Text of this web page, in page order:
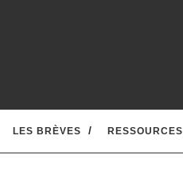
LES BRÈVES RESSOURCES